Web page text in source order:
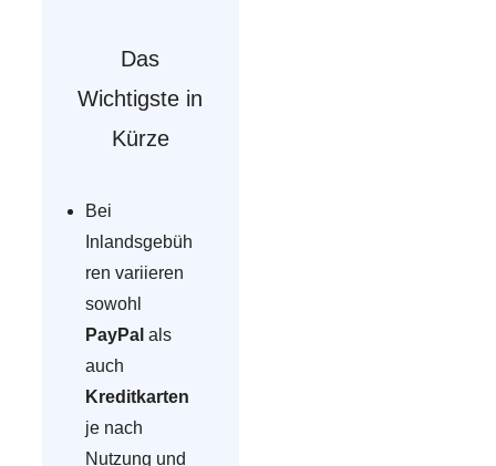
Das
Wichtigste in
Kürze
Bei
Inlandsgebüh
ren variieren
sowohl
PayPal als
auch
Kreditkarten
je nach
Nutzung und